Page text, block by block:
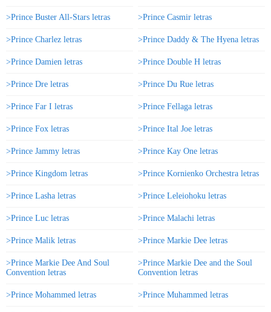
>Prince Buster All-Stars letras >Prince Casmir letras
>Prince Charlez letras >Prince Daddy & The Hyena letras
>Prince Damien letras >Prince Double H letras
>Prince Dre letras >Prince Du Rue letras
>Prince Far I letras >Prince Fellaga letras
>Prince Fox letras >Prince Ital Joe letras
>Prince Jammy letras >Prince Kay One letras
>Prince Kingdom letras >Prince Kornienko Orchestra letras
>Prince Lasha letras >Prince Leleiohoku letras
>Prince Luc letras >Prince Malachi letras
>Prince Malik letras >Prince Markie Dee letras
>Prince Markie Dee And Soul
Convention letras
>Prince Markie Dee and the Soul
Convention letras
>Prince Mohammed letras >Prince Muhammed letras